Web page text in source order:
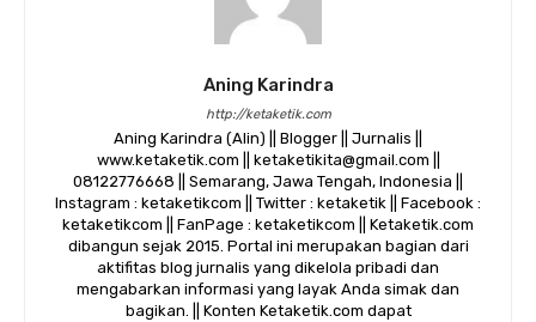
Aning Karindra
http://ketaketik.com
Aning Karindra (Alin) || Blogger || Jurnalis ||
www.ketaketik.com || ketaketikita@gmail.com ||
08122776668 || Semarang, Jawa Tengah, Indonesia ||
Instagram : ketaketikcom || Twitter : ketaketik || Facebook :
ketaketikcom || FanPage : ketaketikcom || Ketaketik.com
dibangun sejak 2015. Portal ini merupakan bagian dari
aktifitas blog jurnalis yang dikelola pribadi dan
mengabarkan informasi yang layak Anda simak dan
bagikan. || Konten Ketaketik.com dapat